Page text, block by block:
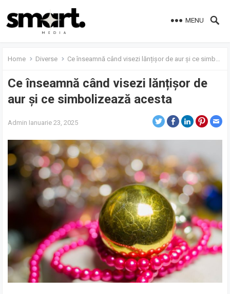
MENU
Home Diverse Ce înseamnă când visezi lănțișor de aur și ce simbolizează acesta
Ce înseamnă când visezi lănțișor de
aur și ce simbolizează acesta
Admin Ianuarie 23, 2025